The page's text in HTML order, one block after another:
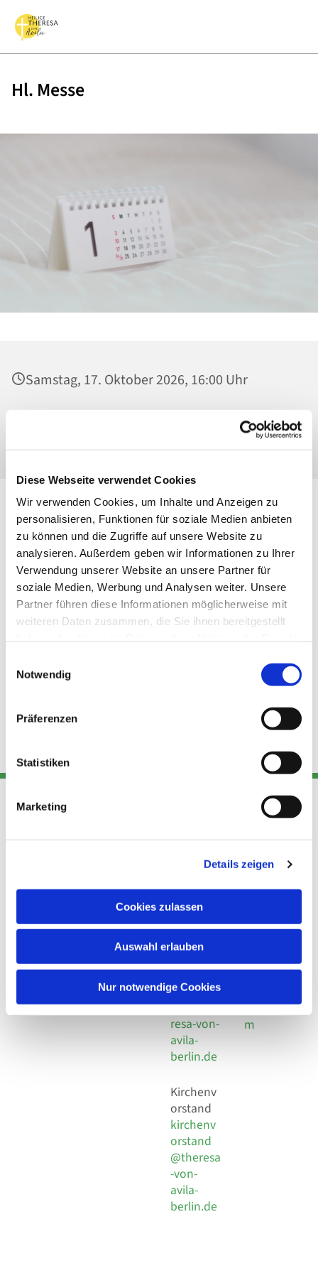
Diese Webseite verwendet Cookies
Wir verwenden Cookies, um Inhalte und Anzeigen zu
personalisieren, Funktionen für soziale Medien anbieten
zu können und die Zugriffe auf unsere Website zu
analysieren. Außerdem geben wir Informationen zu Ihrer
Verwendung unserer Website an unsere Partner für
soziale Medien, Werbung und Analysen weiter. Unsere
Partner führen diese Informationen möglicherweise mit
weiteren Daten zusammen, die Sie ihnen bereitgestellt
Notwendig
Präferenzen
Statistiken
Marketing
Details zeigen
Cookies zulassen
Auswahl erlauben
Nur notwendige Cookies
Hl. Messe
Samstag, 17. Oktober 2026, 16:00 Uhr
Alexianer St. Joseph Krankenhaus, Kirche,
Adresse
Kirchengemeinde Pfarrei
Hl. Theresa von Avila Berlin
Leitender Pfarrer - Norbert
Behaimstr. 39
Kont
Telefon
+49 30
924 64 28
Fax +49
30 924 54
18
E-Mail
info@the
resa-von-
avila-
berlin.de
Kirchenv
orstand
kirchenv
orstand
@theresa
-von-
avila-
berlin.de
Links
Datensch
utz
Social
Impressu
m